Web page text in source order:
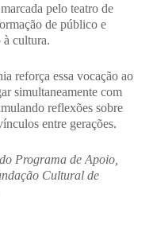
pelo teatro de
de público e
à cultura.
reforça essa vocação ao
simultaneamente com
reflexões sobre
entre gerações.
Programa de Apoio,
Cultural de